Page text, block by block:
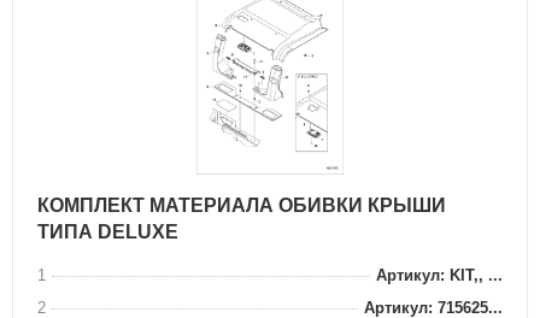
КОМПЛЕКТ МАТЕРИАЛА ОБИВКИ КРЫШИ
ТИПА DELUXE
1
Артикул: KIT,, ...
2
Артикул: 715625...